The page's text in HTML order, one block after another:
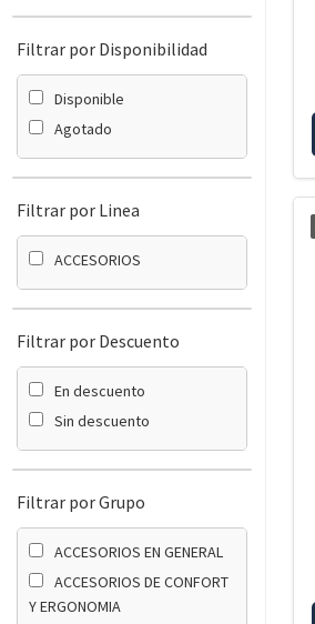
Filtrar por Disponibilidad
Disponible
Agotado
Filtrar por Linea
ACCESORIOS
Filtrar por Descuento
En descuento
Sin descuento
Filtrar por Grupo
ACCESORIOS EN GENERAL
ACCESORIOS DE CONFORT
Y ERGONOMIA